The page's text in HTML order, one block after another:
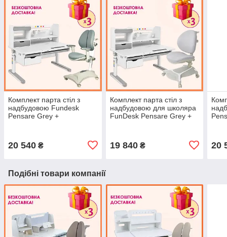
Комплект парта стіл з
надбудовою Fundesk
Pensare Grey +
20 540 ₴
Комплект парта стіл з
надбудовою для школяра
FunDesk Pensare Grey +
19 840₴ 20
Подібні товари компанії